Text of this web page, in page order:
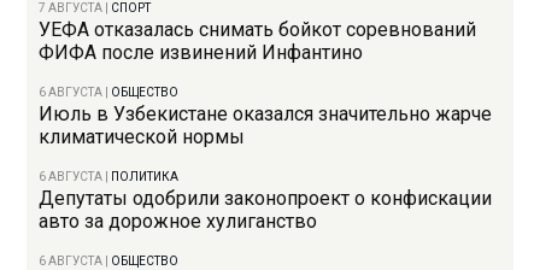
7 АВГУСТА СПОРТ
УЕФА отказалась снимать бойкот соревнований
ФИФА после извинений Инфантино
6 АВГУСТА ОБЩЕСТВО
Июль в Узбекистане оказался значительно жарче
климатической нормы
6 АВГУСТА ПОЛИТИКА
Депутаты одобрили законопроект о конфискации
авто за дорожное хулиганство
6 АВГУСТА ОБЩЕСТВО